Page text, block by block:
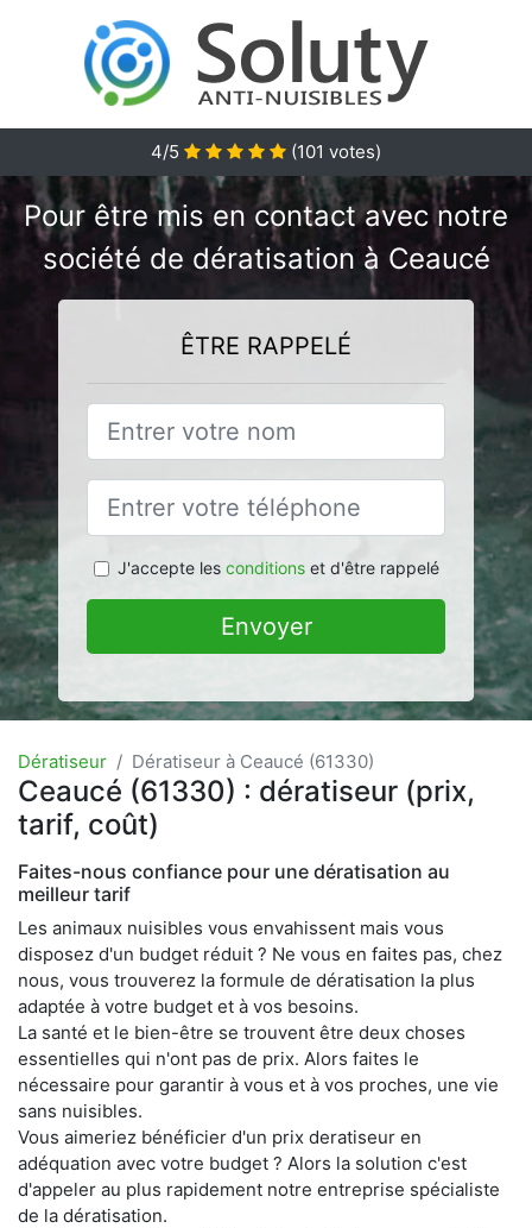
4/5 (101 votes)
Pour être mis en contact avec notre
société de dératisation à Ceaucé
ÊTRE RAPPELÉ
J'accepte les conditionset d'être rappelé
Envoyer
Dératiseur Dératiseur à Ceaucé (61330)
Ceaucé (61330) : dératiseur (prix,
tarif, coût)
Faites-nous confiance pour une dératisation au
meilleur tarif
Les animaux nuisibles vous envahissent mais vous
disposez d'un budget réduit ? Ne vous en faites pas, chez
nous, vous trouverez la formule de dératisation la plus
adaptée à votre budget et à vos besoins.
La santé et le bien-être se trouvent être deux choses
essentielles qui n'ont pas de prix. Alors faites le
nécessaire pour garantir à vous et à vos proches, une vie
sans nuisibles.
Vous aimeriez bénéficier d'un prix deratiseur en
adéquation avec votre budget ? Alors la solution c'est
d'appeler au plus rapidement notre entreprise spécialiste
de la dératisation.